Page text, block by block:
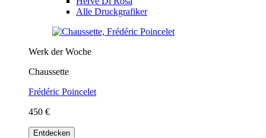
Alle Druckgrafiker
Werk der Woche
Chaussette
Frédéric Poincelet
450 €
Entdecken